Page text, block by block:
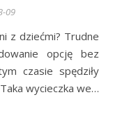
09
opcję bez
czasie spędziły
wycieczka we…